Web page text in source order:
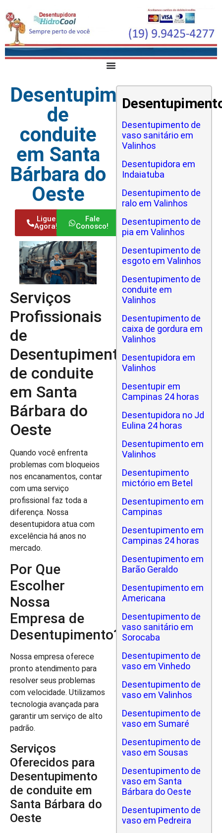
Desentupimento
de
conduite
em Santa
Bárbara do
Oeste
Ligue
Agora!
Fale
Conosco!
Serviços
Profissionais
de
Desentupimento
de conduite
em Santa
Bárbara do
Oeste
Quando você enfrenta
problemas com bloqueios
nos encanamentos, contar
com uma serviço
profissional faz toda a
diferença. Nossa
desentupidora atua com
excelência há anos no
mercado.
Por Que
Escolher
Nossa
Empresa de
Desentupimento?
Nossa empresa oferece
pronto atendimento para
resolver seus problemas
com velocidade. Utilizamos
tecnologia avançada para
garantir um serviço de alto
padrão.
Serviços
Oferecidos para
Desentupimento
de conduite em
Santa Bárbara do
Oeste
Desentupimento de
vaso sanitário em
Valinhos
Desentupidora em
Indaiatuba
Desentupimento de
ralo em Valinhos
Desentupimento de
pia em Valinhos
Desentupimento de
esgoto em Valinhos
Desentupimento de
conduite em
Valinhos
Desentupimento de
caixa de gordura em
Valinhos
Desentupidora em
Valinhos
Desentupir em
Campinas 24 horas
Desentupidora no Jd
Eulina 24 horas
Desentupimento em
Valinhos
Desentupimento
mictório em Betel
Desentupimento em
Campinas
Desentupimento em
Campinas 24 horas
Desentupimento em
Barão Geraldo
Desentupimento em
Americana
Desentupimento de
vaso sanitário em
Sorocaba
Desentupimento de
vaso em Vinhedo
Desentupimento de
vaso em Valinhos
Desentupimento de
vaso em Sumaré
Desentupimento de
vaso em Sousas
Desentupimento de
vaso em Santa
Bárbara do Oeste
Desentupimento de
vaso em Pedreira